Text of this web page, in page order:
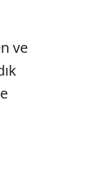
ve